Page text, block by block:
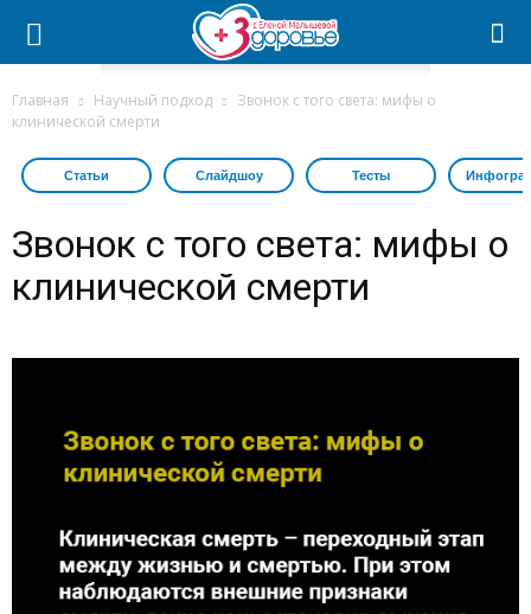
Главная Научный подход
Звонок с того света: мифы о
клинической смерти
Статьи Слайдшоу Тесты
Звонок с того света: мифы о
клинической смерти